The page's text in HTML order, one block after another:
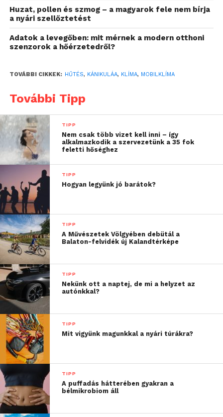
Bár a klímaberendezések egyre elterjedtebbek,
sokan továbbra sem tudnak vagy nem szeretnének
fix rendszert telepíteni. Albérletekben gyakran a
tulajdonos döntése korlátozza a lehetőségeket,
okok nehezíthetik a kültéri egységek elhelyezését.
vagy a telepítés megszervezése is akadályt jelenthet,
különösen a nyári szezon közepén, amikor a
kivitelezői kapacitások is szűkösebbek. Többek
között erre nyújtanak megoldást az egyre
népszerűbb mobilklímák.
A mobilklímák értékesítése szinte közvetlenül
követi a hőhullámok érkezését, amikor a falak és a
lakások is átveszik a kinti hőséget.
„A mobilklímák iránti
kereslet növekedése az
elmúlt években látványos
volt. A kategória
forgalma 2024-ben több
mint kétszeresére nőtt az
előző évhez képest, míg
2025-ben további
kétszámjegyű bővülést
mutatott. A hűtési
termékek keresletének
Huzat, pollen és szmog – a magyarok fele nem bírja
a nyári szellőztetést
Adatok a levegőben: mit mérnek a modern otthoni
szenzorok a hőérzetedről?
TOVÁBBI CIKKEK: HŰTÉS, KÁNIKULÁA, KLÍMA, MOBILKLÍMA
További Tipp
TIPP
Nem csak több vizet kell inni – így
alkalmazkodik a szervezetünk a 35 fok
feletti hőséghez
TIPP
Hogyan legyünk jó barátok?
TIPP
A Művészetek Völgyében debütál a
Balaton-felvidék új Kalandtérképe
TIPP
Nekünk ott a naptej, de mi a helyzet az
autónkkal?
TIPP
Mit vigyünk magunkkal a nyári túrákra?
TIPP
A puffadás hátterében gyakran a
bélmikrobiom áll